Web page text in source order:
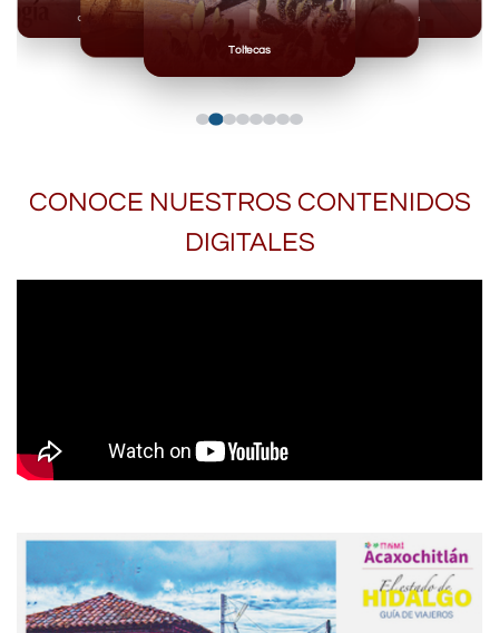
Toltecas
Mexicas
Olmecas
CONOCE NUESTROS CONTENIDOS
DIGITALES